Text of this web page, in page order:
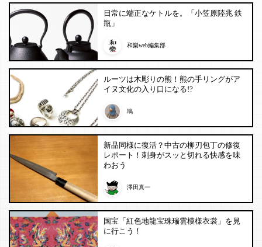
日常に端正なケトルを。「小笠原陸兆 鉄
瓶」
和樂web編集部
ルーツは木彫りの熊！熊の手リングがア
イヌ文化の入り口になる!?
鳩
新品同様に復活？中古の柳刃包丁の修復
レポート！刺身がスッと切れる快感を味
わおう
澤田真一
国宝「紅色地龍宝珠瑞雲模様衣裳」を見
に行こう！